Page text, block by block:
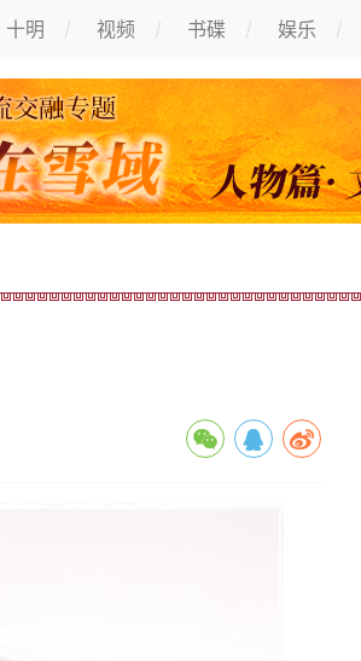
十明 视频 书碟 娱乐